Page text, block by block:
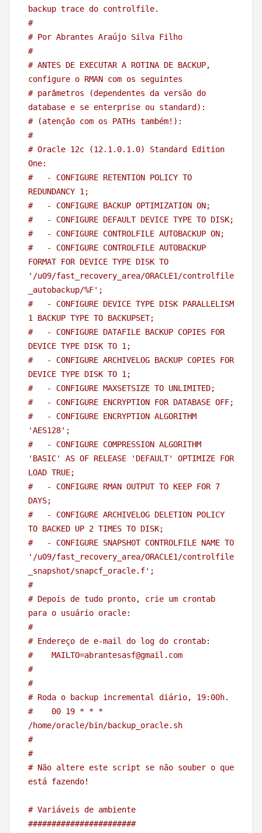
backup trace do controlfile.
#
# Por Abrantes Araújo Silva Filho
#
# ANTES DE EXECUTAR A ROTINA DE BACKUP,
configure o RMAN com os seguintes
# parâmetros (dependentes da versão do
database e se enterprise ou standard):
# (atenção com os PATHs também!):
#
# Oracle 12c (12.1.0.1.0) Standard Edition
One:
#   - CONFIGURE RETENTION POLICY TO
REDUNDANCY 1;
#   - CONFIGURE BACKUP OPTIMIZATION ON;
#   - CONFIGURE CONTROLFILE AUTOBACKUP ON;
#   - CONFIGURE CONTROLFILE AUTOBACKUP
FORMAT FOR DEVICE TYPE DISK TO
'/u09/fast_recovery_area/ORACLE1/controlfile
_autobackup/%F';
#   - CONFIGURE DEVICE TYPE DISK PARALLELISM
1 BACKUP TYPE TO BACKUPSET;
#   - CONFIGURE DATAFILE BACKUP COPIES FOR
DEVICE TYPE DISK TO 1;
#   - CONFIGURE ARCHIVELOG BACKUP COPIES FOR
DEVICE TYPE DISK TO 1;
#   - CONFIGURE MAXSETSIZE TO UNLIMITED;
#   - CONFIGURE ENCRYPTION ALGORITHM
'AES128';
#   - CONFIGURE COMPRESSION ALGORITHM
'BASIC' AS OF RELEASE 'DEFAULT' OPTIMIZE FOR
LOAD TRUE;
#   - CONFIGURE RMAN OUTPUT TO KEEP FOR 7
DAYS;
#   - CONFIGURE ARCHIVELOG DELETION POLICY
TO BACKED UP 2 TIMES TO DISK;
#   - CONFIGURE SNAPSHOT CONTROLFILE NAME TO
'/u09/fast_recovery_area/ORACLE1/controlfile
_snapshot/snapcf_oracle.f';
#
# Depois de tudo pronto, crie um crontab
para o usuário oracle:
#
# Endereço de e-mail do log do crontab:
#    MAILTO=abrantesasf@gmail.com
#
#
# Roda o backup incremental diário, 19:00h.
#    00 19 * * *
/home/oracle/bin/backup_oracle.sh
#
#
# Não altere este script se não souber o que
está fazendo!
# Variáveis de ambiente
#######################